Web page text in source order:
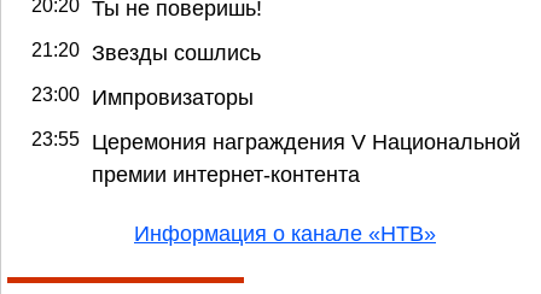
20:20 Ты не поверишь!
21:20 Звезды сошлись
23:00 Импровизаторы
23:55
Церемония награждения V Национальной
премии интернет-контента
Информация о канале «НТВ»